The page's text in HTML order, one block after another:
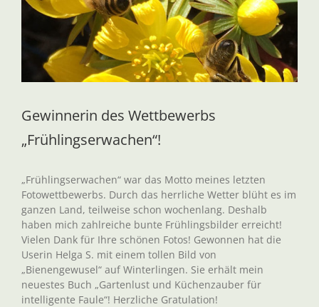
Gewinnerin des Wettbewerbs
„Frühlingserwachen“!
„Frühlingserwachen“ war das Motto meines letzten
Fotowettbewerbs. Durch das herrliche Wetter blüht es im
ganzen Land, teilweise schon wochenlang. Deshalb
haben mich zahlreiche bunte Frühlingsbilder erreicht!
Vielen Dank für Ihre schönen Fotos! Gewonnen hat die
Userin Helga S. mit einem tollen Bild von
„Bienengewusel“ auf Winterlingen. Sie erhält mein
neuestes Buch „Gartenlust und Küchenzauber für
intelligente Faule“! Herzliche Gratulation!